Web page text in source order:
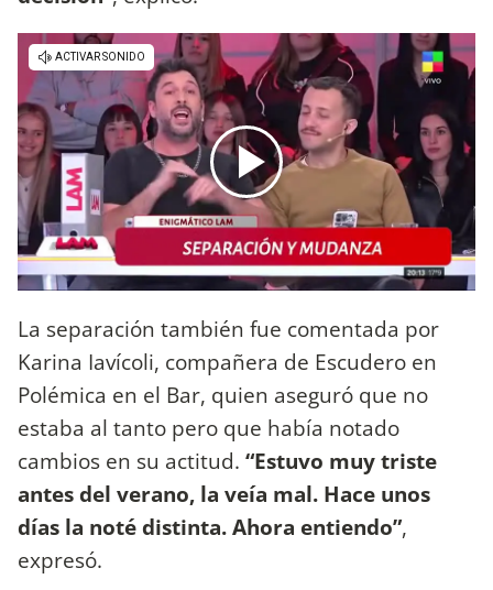
La separación también fue comentada por
Karina Iavícoli, compañera de Escudero en
Polémica en el Bar, quien aseguró que no
estaba al tanto pero que había notado
cambios en su actitud. “Estuvo muy triste
antes del verano, la veía mal. Hace unos
días la noté distinta. Ahora entiendo”,
expresó.